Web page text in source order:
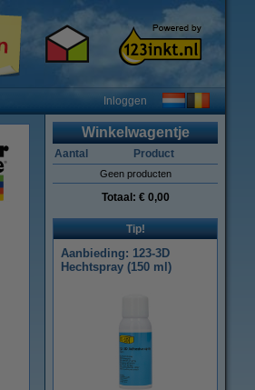
Inloggen
Winkelwagentje
Aantal Product
Geen producten
Totaal: € 0,00
Tip!
Aanbieding: 123-3D
Hechtspray (150 ml)